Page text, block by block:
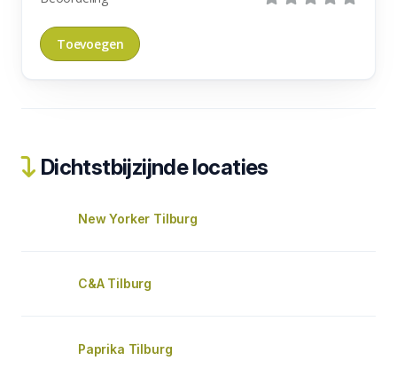
Dichtstbijzijnde locaties
New Yorker Tilburg
C&A Tilburg
Paprika Tilburg